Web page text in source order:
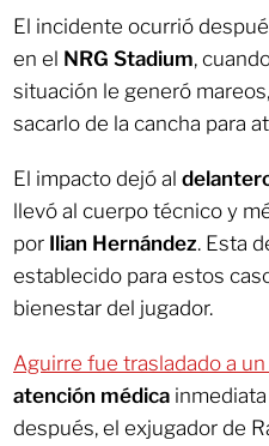
El incidente ocurrió
en el NRG Stadium,
situación le generó
sacarlo de la cancha para
El impacto dejó al
llevó al cuerpo técnico y
por Ilian Hernández. Esta
establecido para estos
bienestar del jugador.
Aguirre fue trasladado a
atención médica
después, el exjugador de